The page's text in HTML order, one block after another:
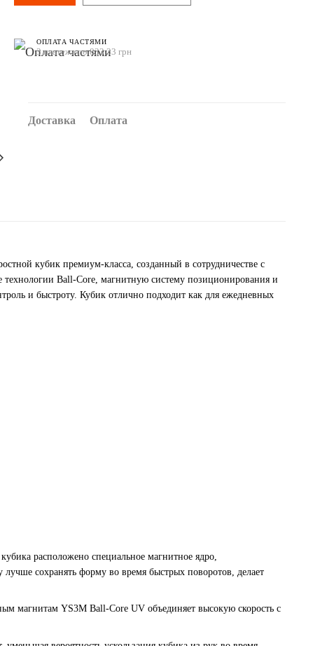
ОПЛАТА ЧАСТЯМИ
3 платежа по 833.33 грн
Доставка Оплата
кубик премиум-класса, созданный в сотрудничестве с
Ball-Core, магнитную систему позиционирования и
и быстроту. Кубик отлично подходит как для ежедневных
расположено специальное магнитное ядро,
сохранять форму во время быстрых поворотов, делает
магнитам YS3M Ball-Core UV объединяет высокую скорость с